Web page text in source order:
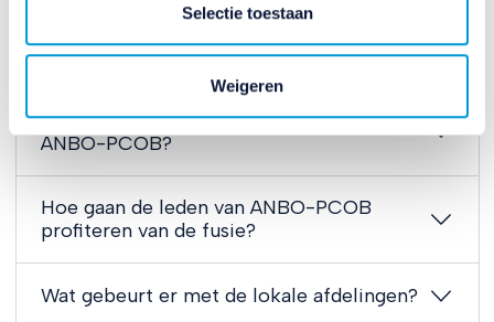
Selectie toestaan
Weigeren
de fusie:
Wat zijn de drijfveren achter de fusie
ANBO-PCOB?
Hoe gaan de leden van ANBO-PCOB
profiteren van de fusie?
Wat gebeurt er met de lokale afdelingen?